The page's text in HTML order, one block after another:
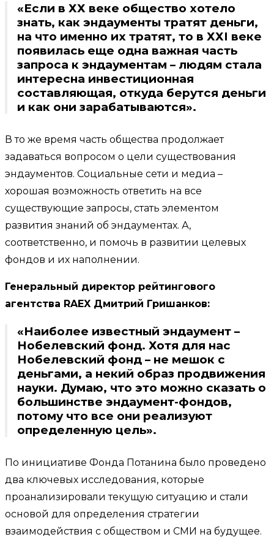
«Если в ХХ веке общество хотело
знать, как эндаументы тратят деньги,
на что именно их тратят, то в ХХI веке
появилась еще одна важная часть
запроса к эндаументам – людям стала
интересна инвестиционная
составляющая, откуда берутся деньги
и как они зарабатываются».
В то же время часть общества продолжает
задаваться вопросом о цели существования
эндаументов. Социальные сети и медиа –
хорошая возможность ответить на все
существующие запросы, стать элементом
развития знаний об эндаументах. А,
соответственно, и помочь в развитии целевых
фондов и их наполнении.
Генеральный директор рейтингового
агентства RAEX Дмитрий Гришанков:
«Наиболее известный эндаумент –
Нобелевский фонд. Хотя для нас
Нобелевский фонд – не мешок с
деньгами, а некий образ продвижения
науки. Думаю, что это можно сказать о
большинстве эндаумент-фондов,
потому что все они реализуют
определенную цель».
По инициативе Фонда Потанина было проведено
два ключевых исследования, которые
проанализировали текущую ситуацию и стали
основой для определения стратегии
взаимодействия с обществом и СМИ на будущее.